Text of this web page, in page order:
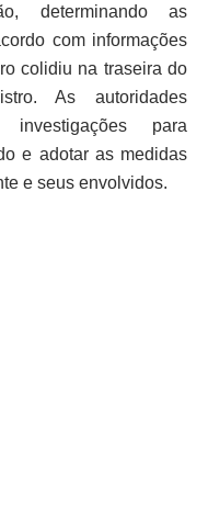
determinando as
com informações
colidiu na traseira do
As autoridades
para
e adotar as medidas
e seus envolvidos.